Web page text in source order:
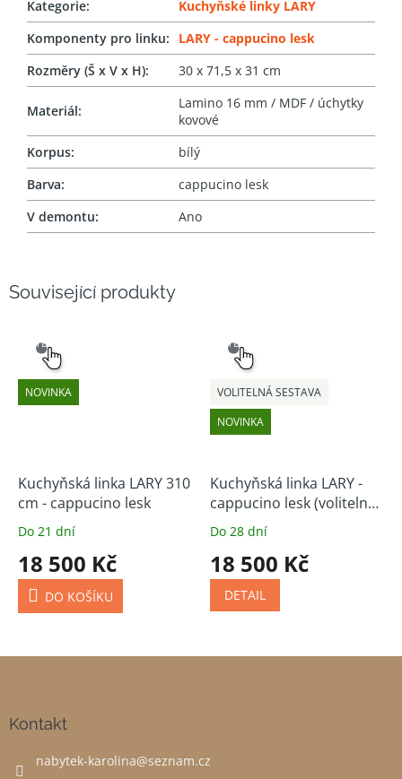
Související produkty
NOVINKA
VÝBĚR
Kuchyňská linka LARY 310
cm - cappucino lesk
Do 21 dní
18 500 Kč
DO KOŠÍKU
NOVINKA
VOLITELNÁ SESTAVA
VÝBĚR
Kuchyňská linka LARY -
cappucino lesk (volitelná
sestava)
Do 28 dní
18 500 Kč
DETAIL
Kategorie:
Kuchyňské linky LARY
Komponenty pro linku:
LARY - cappucino lesk
Rozměry (Š x V x H): 30 x 71,5 x 31 cm
Materiál:
Lamino 16 mm / MDF / úchytky
kovové
Korpus:
bílý
Barva:
cappucino lesk
V demontu: Ano
Kontakt
nabytek-karolina@seznam.cz